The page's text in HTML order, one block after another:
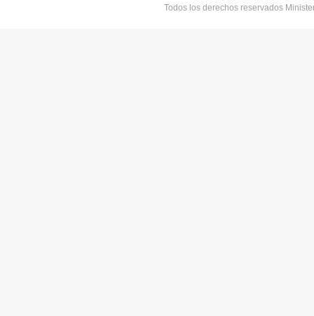
Todos los derechos reservados